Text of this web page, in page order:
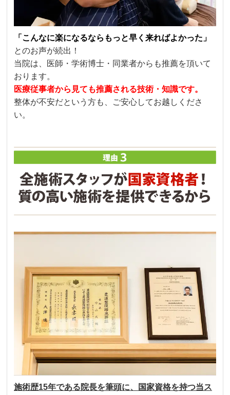
「こんなに楽になるならもっと早く来ればよかった」
とのお声が続出！
当院は、医師・学術博士・同業者からも推薦を頂いて
おります。
医療従事者から見ても推薦される技術・知識です。
整体が不安だという方も、ご安心してお越しくださ
い。
施術歴15年である院長を筆頭に、国家資格を持つ当ス